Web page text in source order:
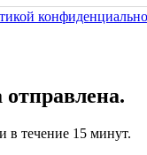
течение 15 минут.